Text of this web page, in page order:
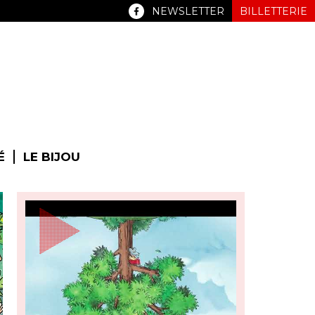
NEWSLETTER BILLETTERIE
LE BIJOU